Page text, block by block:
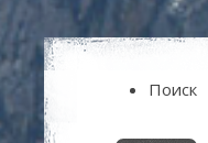
Поиск